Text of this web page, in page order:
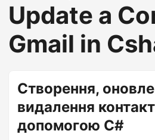
Update a
Gmail in
Створення,
видалення
допомогою C#